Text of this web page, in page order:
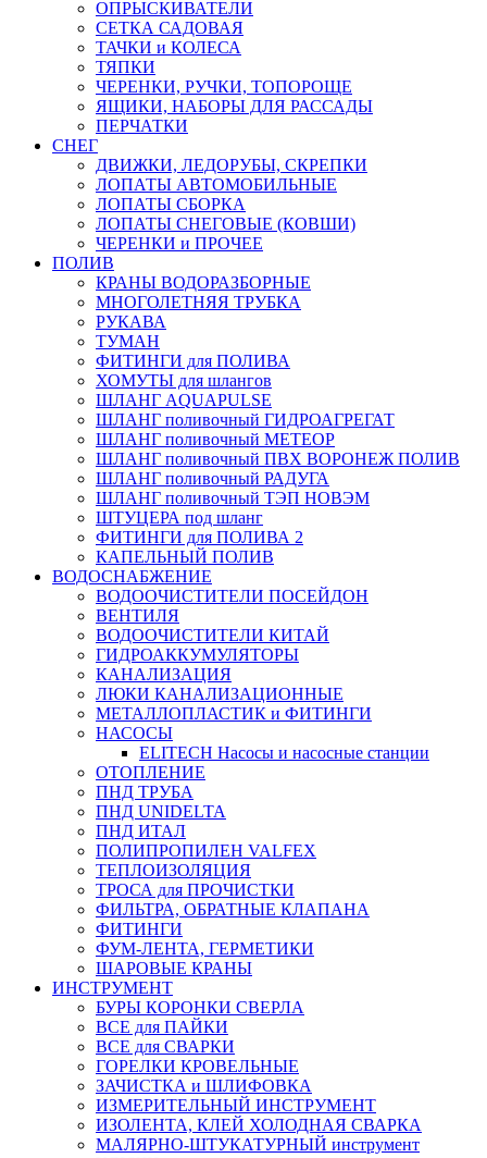
ОПРЫСКИВАТЕЛИ
СЕТКА САДОВАЯ
ТАЧКИ и КОЛЕСА
ТЯПКИ
ЧЕРЕНКИ, РУЧКИ, ТОПОРОЩЕ
ЯЩИКИ, НАБОРЫ ДЛЯ РАССАДЫ
ПЕРЧАТКИ
СНЕГ
ДВИЖКИ, ЛЕДОРУБЫ, СКРЕПКИ
ЛОПАТЫ АВТОМОБИЛЬНЫЕ
ЛОПАТЫ СБОРКА
ЛОПАТЫ СНЕГОВЫЕ (КОВШИ)
ЧЕРЕНКИ и ПРОЧЕЕ
ПОЛИВ
КРАНЫ ВОДОРАЗБОРНЫЕ
МНОГОЛЕТНЯЯ ТРУБКА
РУКАВА
ТУМАН
ФИТИНГИ для ПОЛИВА
ХОМУТЫ для шлангов
ШЛАНГ AQUAPULSE
ШЛАНГ поливочный ГИДРОАГРЕГАТ
ШЛАНГ поливочный МЕТЕОР
ШЛАНГ поливочный ПВХ ВОРОНЕЖ ПОЛИВ
ШЛАНГ поливочный РАДУГА
ШЛАНГ поливочный ТЭП НОВЭМ
ШТУЦЕРА под шланг
ФИТИНГИ для ПОЛИВА 2
КАПЕЛЬНЫЙ ПОЛИВ
ВОДОСНАБЖЕНИЕ
ВОДООЧИСТИТЕЛИ ПОСЕЙДОН
ВЕНТИЛЯ
ВОДООЧИСТИТЕЛИ КИТАЙ
ГИДРОАККУМУЛЯТОРЫ
КАНАЛИЗАЦИЯ
ЛЮКИ КАНАЛИЗАЦИОННЫЕ
МЕТАЛЛОПЛАСТИК и ФИТИНГИ
НАСОСЫ
ELITECH Насосы и насосные станции
ОТОПЛЕНИЕ
ПНД ТРУБА
ПНД UNIDELTA
ПНД ИТАЛ
ПОЛИПРОПИЛЕН VALFEX
ТЕПЛОИЗОЛЯЦИЯ
ТРОСА для ПРОЧИСТКИ
ФИЛЬТРА, ОБРАТНЫЕ КЛАПАНА
ФИТИНГИ
ФУМ-ЛЕНТА, ГЕРМЕТИКИ
ШАРОВЫЕ КРАНЫ
ИНСТРУМЕНТ
БУРЫ КОРОНКИ СВЕРЛА
ВСЕ для ПАЙКИ
ВСЕ для СВАРКИ
ГОРЕЛКИ КРОВЕЛЬНЫЕ
ЗАЧИСТКА и ШЛИФОВКА
ИЗМЕРИТЕЛЬНЫЙ ИНСТРУМЕНТ
ИЗОЛЕНТА, КЛЕЙ ХОЛОДНАЯ СВАРКА
МАЛЯРНО-ШТУКАТУРНЫЙ инструмент